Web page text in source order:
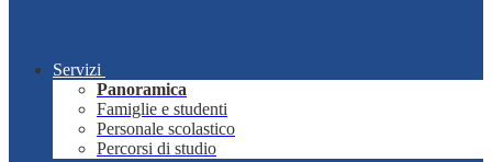
Servizi
Panoramica
Famiglie e studenti
Personale scolastico
Percorsi di studio